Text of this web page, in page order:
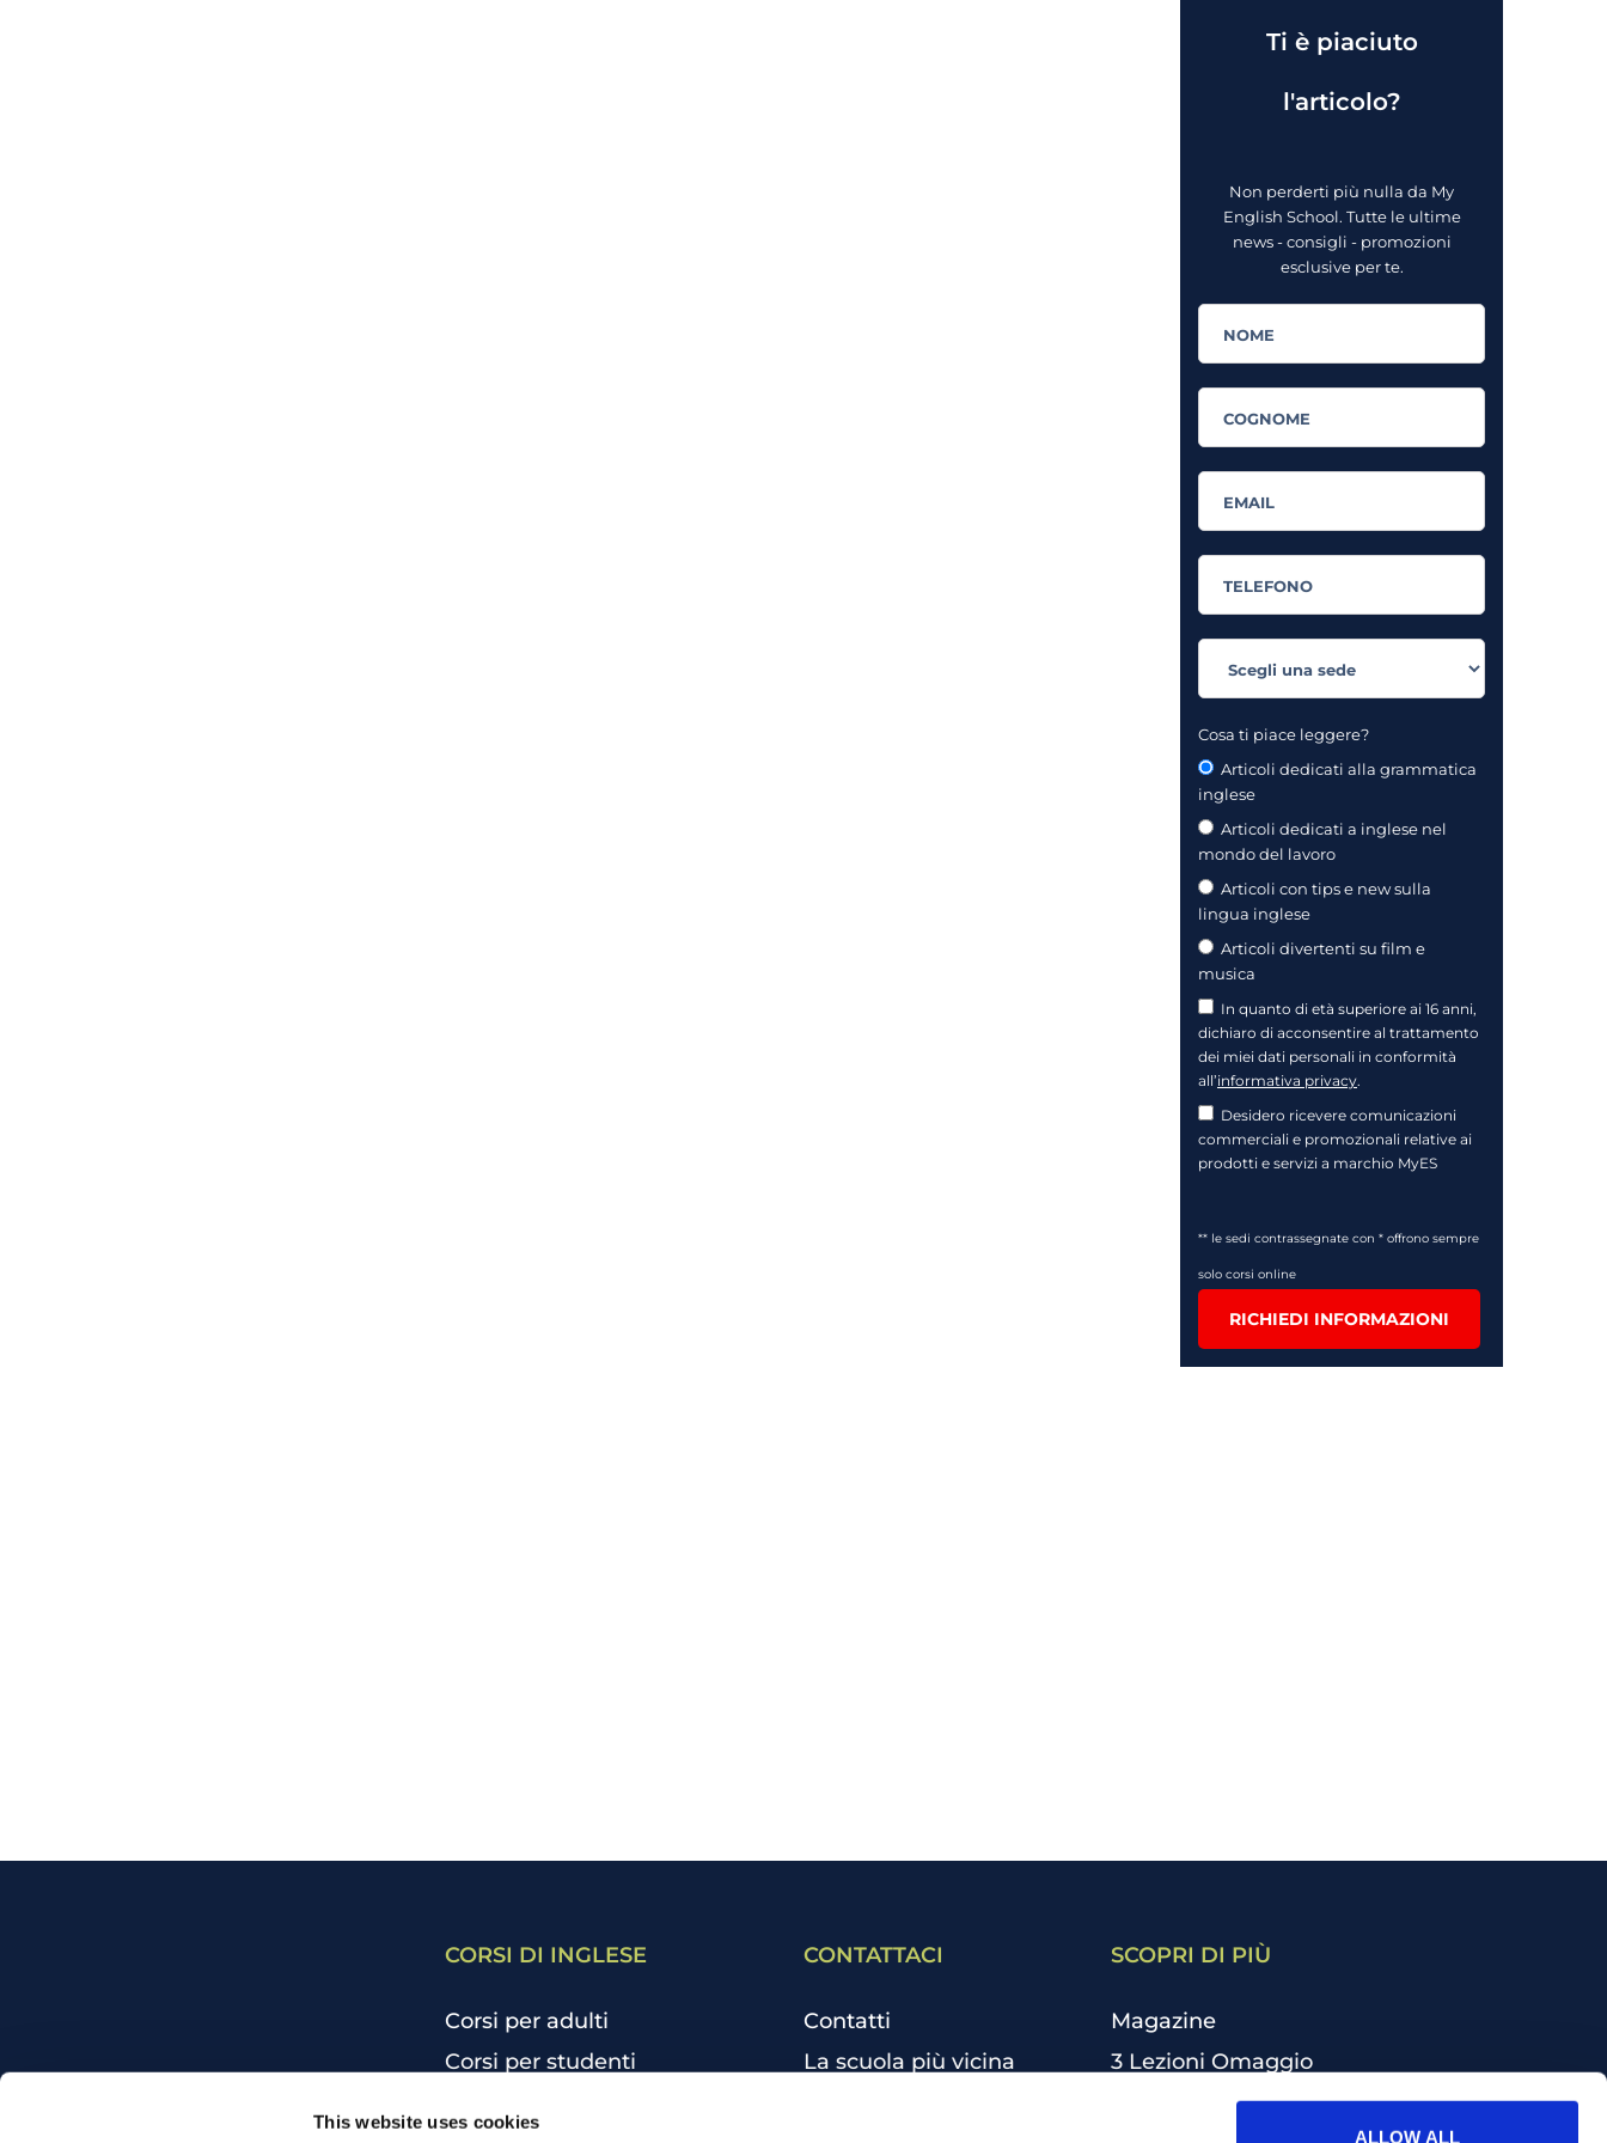
This website uses cookies
ALLOW ALL
Ti è piaciuto
l'articolo?
Non perderti più nulla da My
English School. Tutte le ultime
news - consigli - promozioni
esclusive per te.
Cosa ti piace leggere?
Articoli dedicati alla grammatica
inglese
Articoli dedicati a inglese nel
mondo del lavoro
Articoli con tips e new sulla
lingua inglese
Articoli divertenti su film e
musica
In quanto di età superiore ai 16 anni,
dichiaro di acconsentire al trattamento
dei miei dati personali in conformità
all’informativa privacy.
Desidero ricevere comunicazioni
commerciali e promozionali relative ai
prodotti e servizi a marchio MyES
** le sedi contrassegnate con * offrono sempre
solo corsi online
RICHIEDI INFORMAZIONI
CORSI DI INGLESE
Corsi per adulti
Corsi per studenti
CONTATTACI
Contatti
La scuola più vicina
SCOPRI DI PIÙ
Magazine
3 Lezioni Omaggio